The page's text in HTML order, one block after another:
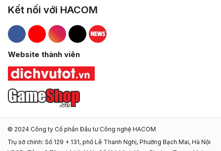
Kết nối với HACOM
Hacom Facebook
Hacom YouTube
Hacom Instagram
Hacom TikTok
Website thành viên
© 2024 Công ty Cổ phần Đầu tư Công nghệ HACOM
Trụ sở chính: Số 129 + 131, phố Lê Thanh Nghị, Phường Bạch Mai, Hà Nội